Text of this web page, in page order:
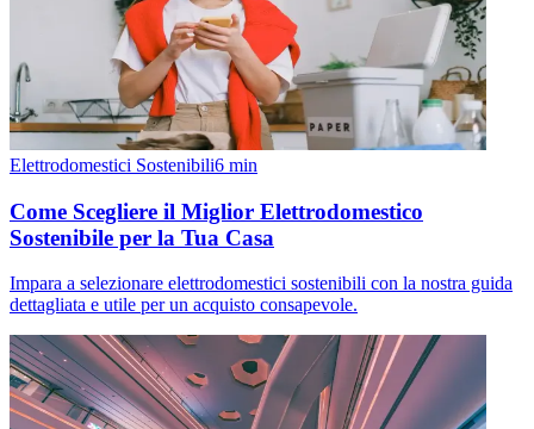
Elettrodomestici Sostenibili6 min
Come Scegliere il Miglior Elettrodomestico
Sostenibile per la Tua Casa
Impara a selezionare elettrodomestici sostenibili con la nostra guida
dettagliata e utile per un acquisto consapevole.